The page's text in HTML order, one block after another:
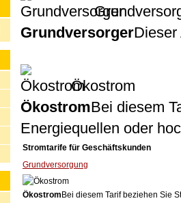
GrundversorgerDieser
Ökostrom
ÖkostromBei diesem
Energiequellen oder
Stromtarife für Geschäftskunden
Grundversorgung
Ökostrom Bei diesem Tarif beziehen Sie